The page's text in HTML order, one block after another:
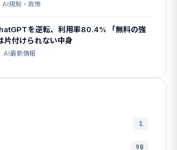
規制・政策
を逆転、利用率80.4% 「無料の強
片付けられない中身
最新情報
1
98